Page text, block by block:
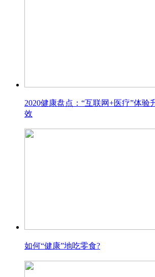
2020健康盘点：“互联网+医疗”体验
效
如何“健康”地吃零食?